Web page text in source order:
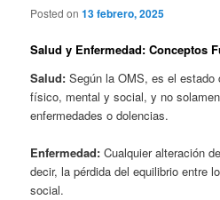
Posted on13 febrero, 2025
Salud y Enfermedad: Conceptos
Salud: Según la OMS, es el estado
físico, mental y social, y no
enfermedades o dolencias.
Enfermedad: Cualquier alteración
decir, la pérdida del equilibrio entre
social.